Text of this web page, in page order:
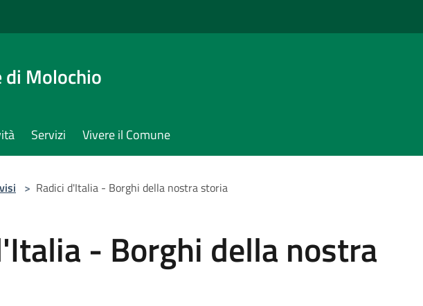
di Molochio
Servizi Vivere il Comune
> Radici d'Italia - Borghi della nostra storia
- Borghi della nostra